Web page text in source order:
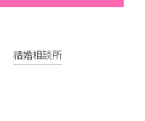
結婚相談所